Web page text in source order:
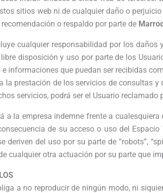
sitios web ni de cualquier daño o
o respaldo por parte de
cualquier responsabilidad por los
disposición y uso por parte de los
e informaciones que puedan ser recibidas
la prestación de los servicios de consultas
servicios, podrá ser el Usuario
a la empresa indemne frente a
de su acceso o uso del
deriven del uso por su parte de “robots”,
cualquier otra actuación por su parte que
a no reproducir de ningún modo, ni